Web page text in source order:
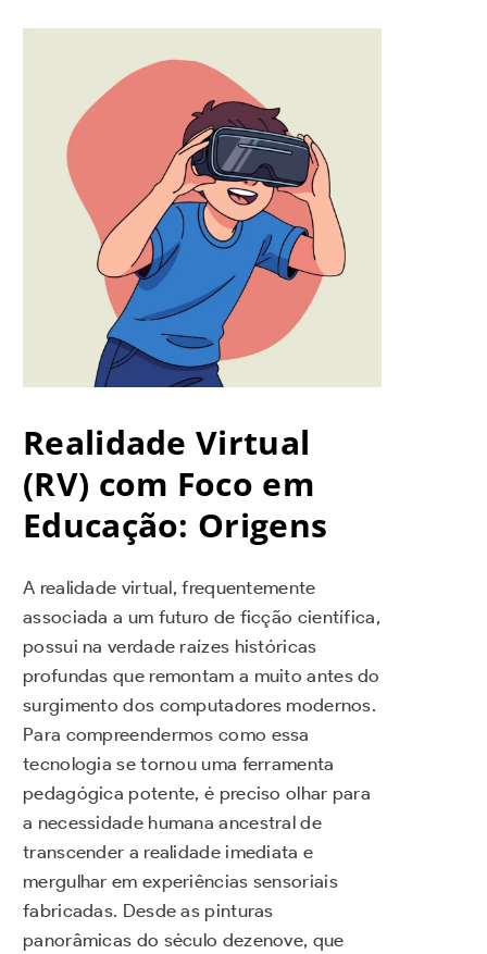
Realidade Virtual
(RV) com Foco em
Educação: Origens
A realidade virtual, frequentemente
associada a um futuro de ficção científica,
possui na verdade raízes históricas
profundas que remontam a muito antes do
surgimento dos computadores modernos.
Para compreendermos como essa
tecnologia se tornou uma ferramenta
pedagógica potente, é preciso olhar para
a necessidade humana ancestral de
transcender a realidade imediata e
mergulhar em experiências sensoriais
fabricadas. Desde as pinturas
panorâmicas do século dezenove, que